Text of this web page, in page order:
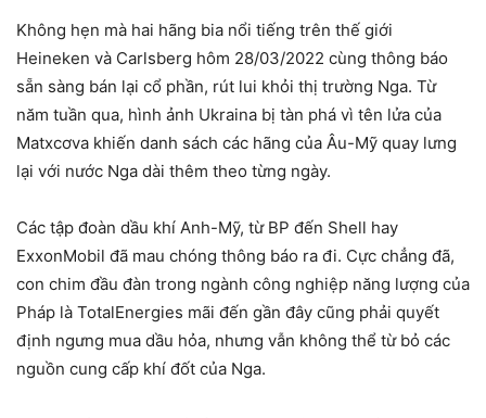
Không hẹn mà hai hãng bia nổi tiếng trên thế giới
Heineken và Carlsberg hôm 28/03/2022 cùng thông báo
sẵn sàng bán lại cổ phần, rút lui khỏi thị trường Nga. Từ
năm tuần qua, hình ảnh Ukraina bị tàn phá vì tên lửa của
Matxcơva khiến danh sách các hãng của Âu-Mỹ quay lưng
lại với nước Nga dài thêm theo từng ngày.
Các tập đoàn dầu khí Anh-Mỹ, từ BP đến Shell hay
ExxonMobil đã mau chóng thông báo ra đi. Cực chẳng đã,
con chim đầu đàn trong ngành công nghiệp năng lượng của
Pháp là TotalEnergies mãi đến gần đây cũng phải quyết
định ngưng mua dầu hỏa, nhưng vẫn không thể từ bỏ các
nguồn cung cấp khí đốt của Nga.